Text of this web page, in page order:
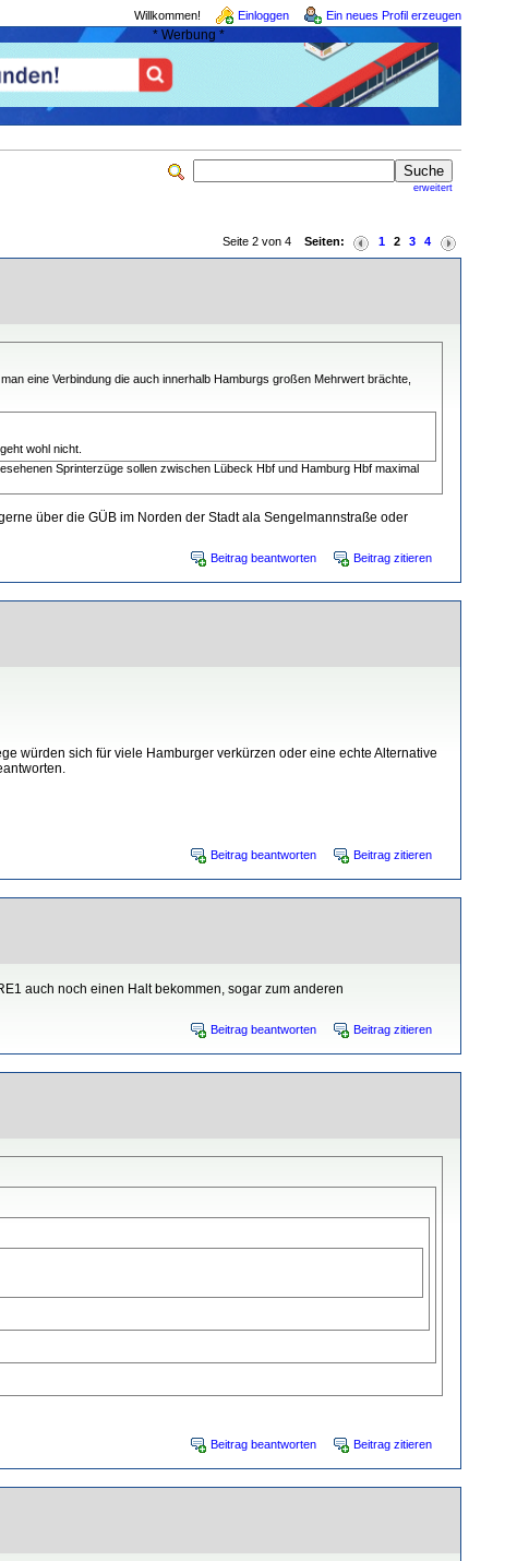
Willkommen! Einloggen Ein neues Profil erzeugen
* Werbung *
erweitert
Seite 2 von 4 Seiten: 1 2 3 4
eine Verbindung die auch innerhalb Hamburgs großen Mehrwert brächte,
wohl nicht.
Sprinterzüge sollen zwischen Lübeck Hbf und Hamburg Hbf maximal
über die GÜB im Norden der Stadt ala Sengelmannstraße oder
Beitrag beantworten Beitrag zitieren
würden sich für viele Hamburger verkürzen oder eine echte Alternative
Beitrag beantworten Beitrag zitieren
auch noch einen Halt bekommen, sogar zum anderen
Beitrag beantworten Beitrag zitieren
Beitrag beantworten Beitrag zitieren